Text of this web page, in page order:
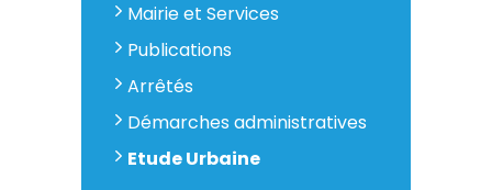
Mairie et Services
Publications
Arrêtés
Démarches administratives
Etude Urbaine